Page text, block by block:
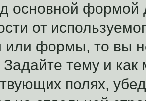
основной формой
от
или формы, то вы
Задайте тему и
полях,